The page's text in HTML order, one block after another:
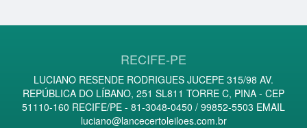
RECIFE-PE
LUCIANO RESENDE RODRIGUES JUCEPE 315/98 AV.
REPÚBLICA DO LÍBANO, 251 SL811 TORRE C, PINA - CEP
51110-160 RECIFE/PE - 81-3048-0450 / 99852-5503 EMAIL
luciano@lancecertoleiloes.com.br